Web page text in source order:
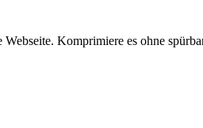
Komprimiere es ohne